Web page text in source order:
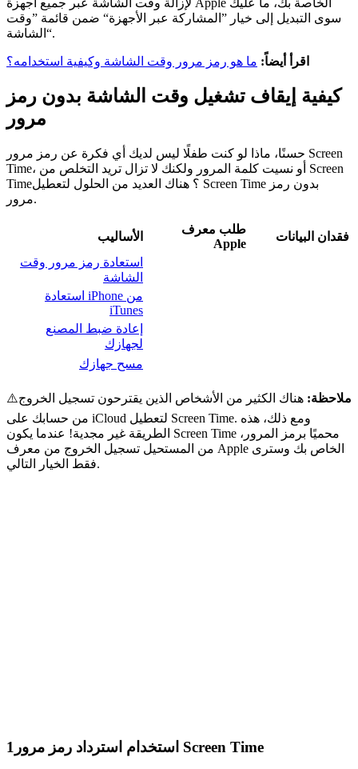
سوى التبديل إلى خيار ”المشاركة عبر الأجهزة“ ضمن قائمة ”وقت
الشاشة“.
اقرأ أيضاً: ما هو رمز مرور وقت الشاشة وكيفية استخدامه؟
كيفية إيقاف تشغيل وقت الشاشة بدون رمز
مرور
حسنًا، ماذا لو كنت طفلًا ليس لديك أي فكرة عن رمز مرور Screen
Time، أو نسيت كلمة المرور ولكنك لا تزال تريد التخلص من Screen
Time؟ هناك العديد من الحلول لتعطيل Screen Time بدون رمز
مرور.
الأساليب
طلب معرف
Apple
فقدان البيانات
استعادة رمز مرور وقت
الشاشة
استعادة iPhone من
iTunes
إعادة ضبط المصنع
لجهازك
مسح جهازك
⚠️ ملاحظة: هناك الكثير من الأشخاص الذين يقترحون تسجيل الخروج
من حسابك على iCloud لتعطيل Screen Time. ومع ذلك، هذه
الطريقة غير مجدية! عندما يكون Screen Time محميًا برمز المرور،
من المستحيل تسجيل الخروج من معرف Apple الخاص بك وسترى
فقط الخيار التالي.
1 استخدام استرداد رمز مرور Screen Time